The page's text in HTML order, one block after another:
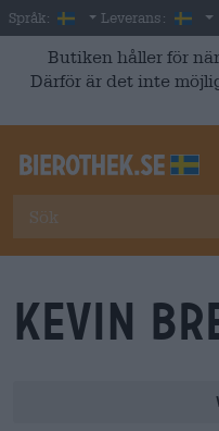
Skip to main content
Språk: Swedish
Leverans:
Butiken håller för
Därför är det inte
Kevin